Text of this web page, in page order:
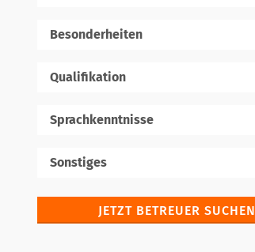
Besonderheiten
Qualifikation
Sprachkenntnisse
Fremdsprachen
Sonstiges
JETZT BETREUER SUCHEN